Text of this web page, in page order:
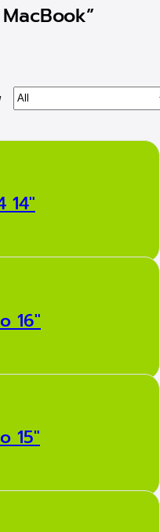
14″
16″
15″